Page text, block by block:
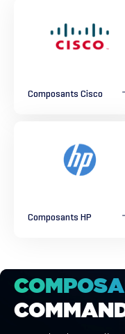
Composants Cisco
Composants HP